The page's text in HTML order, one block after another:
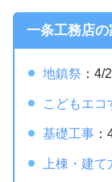
一条工務店
地鎮祭 ：4/2
こどもエコ
基礎工事
上棟・建